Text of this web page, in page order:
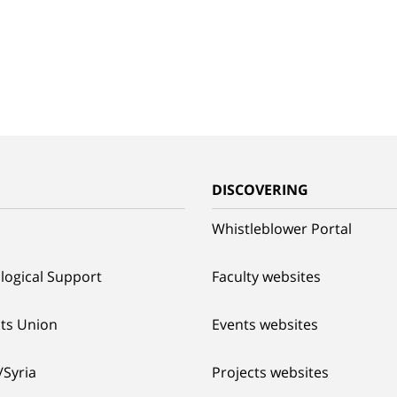
Support
Union
DISCOVERING
Whistleblower Portal
Faculty websites
Events websites
Projects websites